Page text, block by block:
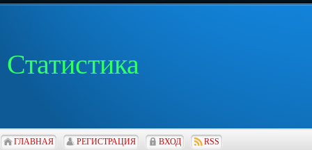
Статистика
ГЛАВНАЯ РЕГИСТРАЦИЯ ВХОД RSS